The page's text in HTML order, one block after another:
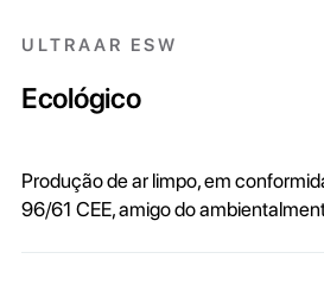
ULTRAAR ESW
Ecológico
Produção de ar limpo, em
96/61 CEE, amigo do